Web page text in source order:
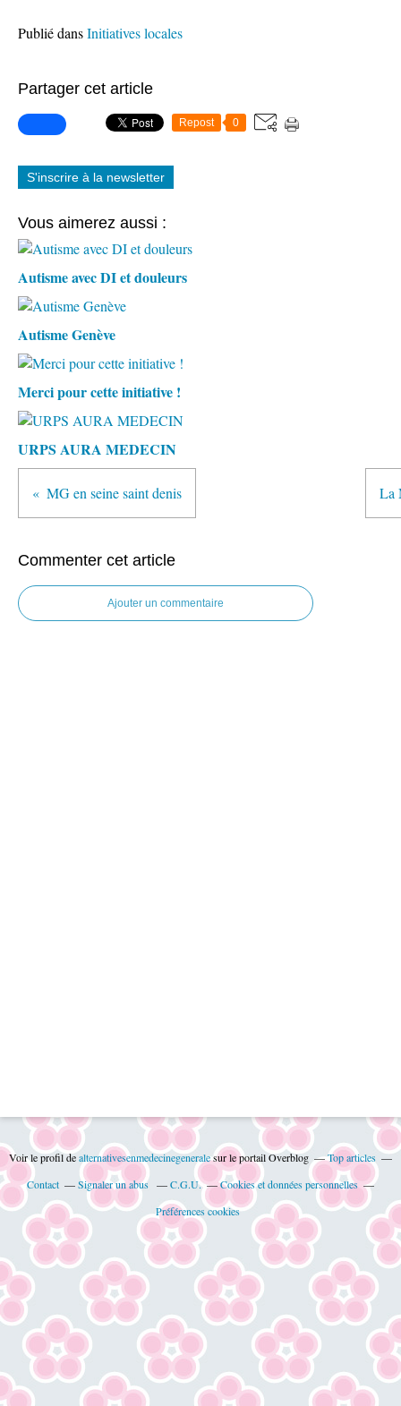
Publié dansInitiatives locales
Partager cet article
Repost 0
S'inscrire à la newsletter
Vous aimerez aussi :
Autisme avec DI et douleurs
Autisme Genève
Merci pour cette initiative !
URPS AURA MEDECIN
MG en seine saint denis La
Commenter cet article
Ajouter un commentaire
Voir le profil dealternativesenmedecinegeneralesur le portail Overblog
Top articles
Contact
Signaler un abus C.G.U.
Cookies et données personnelles
Préférences cookies